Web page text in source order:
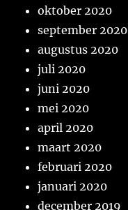
oktober 2020
september 2020
augustus 2020
juli 2020
juni 2020
mei 2020
april 2020
maart 2020
februari 2020
januari 2020
december 2019